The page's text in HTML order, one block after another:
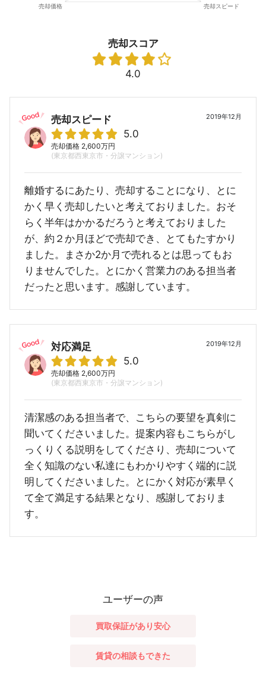
売却スコア
4.0
2019年12月
売却スピード
5.0
売却価格 2,600万円
(東京都西東京市・分譲マンション)
離婚するにあたり、売却することになり、とに
かく早く売却したいと考えておりました。おそ
らく半年はかかるだろうと考えておりました
が、約２か月ほどで売却でき、とてもたすかり
ました。まさか2か月で売れるとは思ってもお
りませんでした。とにかく営業力のある担当者
だったと思います。感謝しています。
2019年12月
対応満足
5.0
売却価格 2,600万円
(東京都西東京市・分譲マンション)
清潔感のある担当者で、こちらの要望を真剣に
聞いてくださいました。提案内容もこちらがし
っくりくる説明をしてくださり、売却について
全く知識のない私達にもわかりやすく端的に説
明してくださいました。とにかく対応が素早く
て全て満足する結果となり、感謝しておりま
す。
ユーザーの声
買取保証があり安心
賃貸の相談もできた